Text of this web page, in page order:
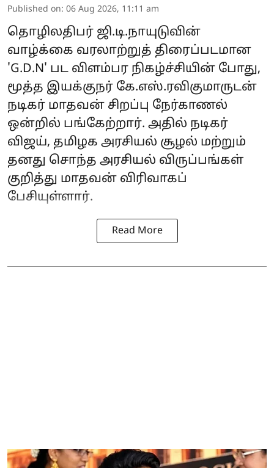
Published on: 06 Aug 2026, 11:11 am
தொழிலதிபர் ஜி.டி.நாயுடுவின்
வாழ்க்கை வரலாற்றுத் திரைப்படமான
'G.D.N' பட விளம்பர நிகழ்ச்சியின் போது,
மூத்த இயக்குநர் கே.எஸ்.ரவிகுமாருடன்
நடிகர் மாதவன் சிறப்பு நேர்காணல்
ஒன்றில் பங்கேற்றார். அதில் நடிகர்
விஜய், தமிழக அரசியல் சூழல் மற்றும்
தனது சொந்த அரசியல் விருப்பங்கள்
குறித்து மாதவன் விரிவாகப்
பேசியுள்ளார்.
Read More